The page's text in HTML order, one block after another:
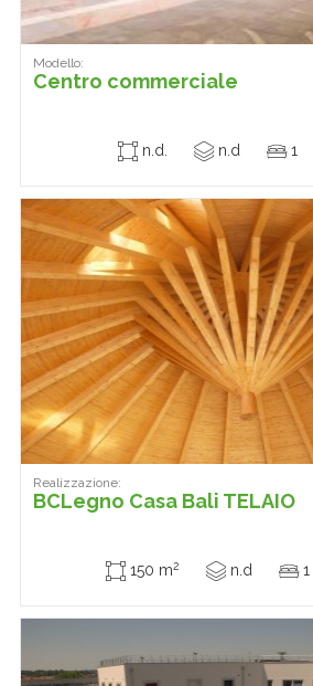
Modello:
Centro commerciale
n.d. n.d 1
Realizzazione:
BCLegno Casa Bali TELAIO
150 m2 n.d 1